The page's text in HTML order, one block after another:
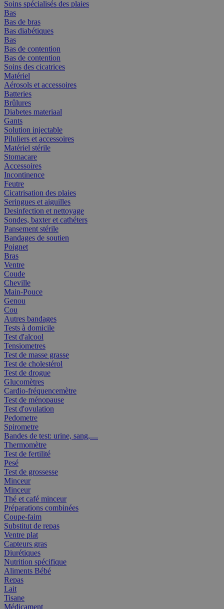
Soins spécialisés des plaies
Bas
Bas de bras
Bas diabétiques
Bas
Bas de contention
Bas de contention
Soins des cicatrices
Matériel
Aérosols et accessoires
Batteries
Brûlures
Diabetes materiaal
Gants
Solution injectable
Piluliers et accessoires
Matériel stérile
Stomacare
Accessoires
Incontinence
Feutre
Cicatrisation des plaies
Seringues et aiguilles
Desinfection et nettoyage
Sondes, baxter et cathéters
Pansement stérile
Bandages de soutien
Poignet
Bras
Ventre
Coude
Cheville
Main-Pouce
Genou
Cou
Autres bandages
Tests à domicile
Test d'alcool
Tensiometres
Test de masse grasse
Test de cholestérol
Test de drogue
Glucomètres
Cardio-fréquencemètre
Test de ménopause
Test d'ovulation
Pedometre
Spirometre
Bandes de test: urine, sang,....
Thermomètre
Test de fertilité
Pesé
Test de grossesse
Minceur
Minceur
Thé et café minceur
Préparations combinées
Coupe-faim
Substitut de repas
Ventre plat
Capteurs gras
Diurétiques
Nutrition spécifique
Aliments Bébé
Repas
Lait
Tisane
Médicament